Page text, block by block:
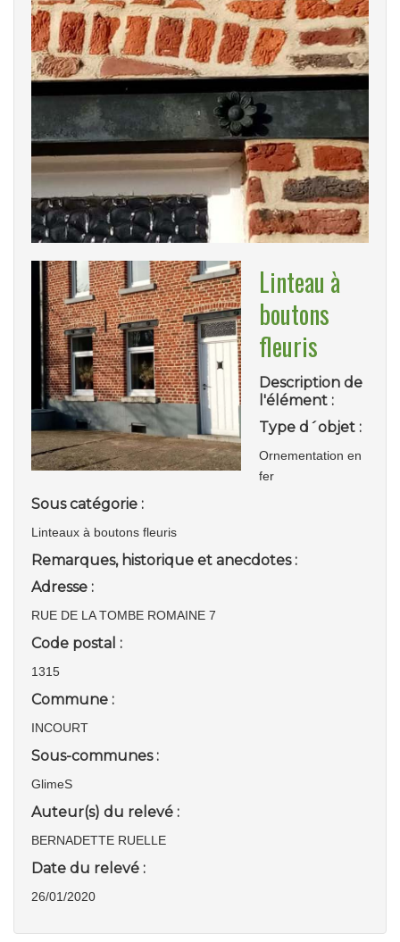
Linteau à
boutons
fleuris
Description de
l'élément :
Type d´objet :
Ornementation en
fer
Sous catégorie :
Linteaux à boutons fleuris
Remarques, historique et anecdotes :
Adresse :
RUE DE LA TOMBE ROMAINE 7
Code postal :
1315
Commune :
INCOURT
Sous-communes :
GlimeS
Auteur(s) du relevé :
BERNADETTE RUELLE
Date du relevé :
26/01/2020